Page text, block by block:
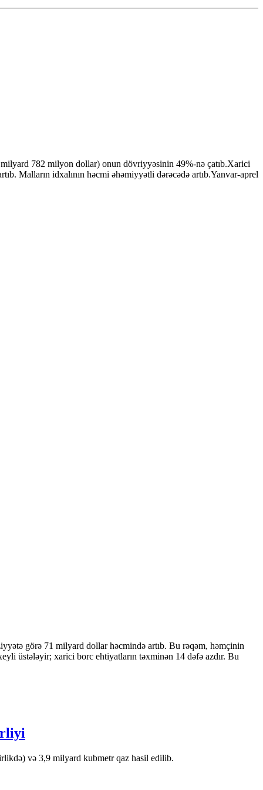
782 milyon dollar) onun dövriyyəsinin 49%-nə çatıb.Xarici
Malların idxalının həcmi əhəmiyyətli dərəcədə artıb.Yanvar-aprel
görə 71 milyard dollar həcmində artıb. Bu rəqəm, həmçinin
üstələyir; xarici borc ehtiyatların təxminən 14 dəfə azdır. Bu
və 3,9 milyard kubmetr qaz hasil edilib.